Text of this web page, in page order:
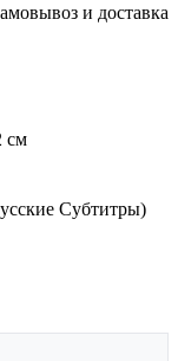
и доставка
см
Субтитры)